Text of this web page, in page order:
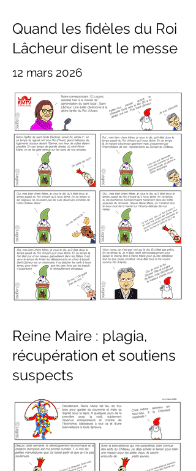
Quand les fidèles du Roi
Lâcheur disent le messe
12 mars 2026
Reine Maire : plagia,
récupération et soutiens
suspects
11 mars 2026